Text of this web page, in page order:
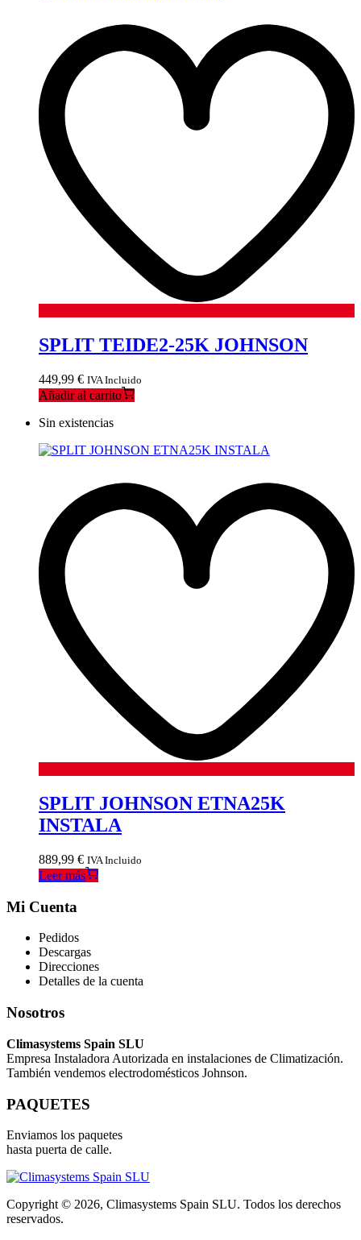
SPLIT TEIDE2-25K JOHNSON
449,99 € IVA Incluido
Añadir al carrito
Sin existencias
SPLIT JOHNSON ETNA25K
INSTALA
889,99 € IVA Incluido
Leer más
Mi Cuenta
Pedidos
Descargas
Direcciones
Detalles de la cuenta
Nosotros
Climasystems Spain SLU
Empresa Instaladora Autorizada en instalaciones de Climatización.
También vendemos electrodomésticos Johnson.
PAQUETES
Enviamos los paquetes
hasta puerta de calle.
Copyright © 2026, Climasystems Spain SLU. Todos los derechos
reservados.